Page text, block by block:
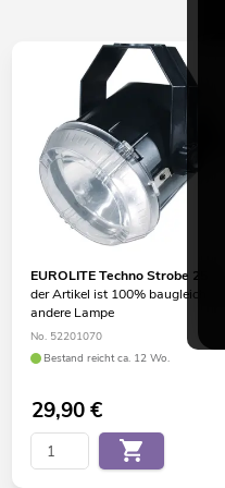
EUROLITE Techno Strobe 250
der Artikel ist 100% baugleich, nur
andere Lampe
No. 52201070
Bestand reicht ca. 12 Wo.
29,90€